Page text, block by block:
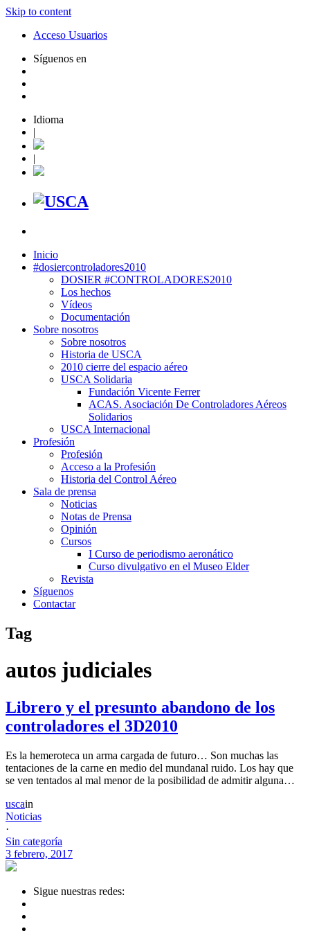
Skip to content
Acceso Usuarios
Síguenos en
Idioma
|
|
Inicio
#dosiercontroladores2010
DOSIER #CONTROLADORES2010
Los hechos
Vídeos
Documentación
Sobre nosotros
Sobre nosotros
Historia de USCA
2010 cierre del espacio aéreo
USCA Solidaria
Fundación Vicente Ferrer
ACAS. Asociación De Controladores Aéreos
Solidarios
USCA Internacional
Profesión
Profesión
Acceso a la Profesión
Historia del Control Aéreo
Sala de prensa
Noticias
Notas de Prensa
Opinión
Cursos
I Curso de periodismo aeronático
Curso divulgativo en el Museo Elder
Revista
Síguenos
Contactar
Tag
autos judiciales
Librero y el presunto abandono de los
controladores el 3D2010
Es la hemeroteca un arma cargada de futuro… Son muchas las
tentaciones de la carne en medio del mundanal ruido. Los hay que
se ven tentados al mal menor de la posibilidad de admitir alguna…
uscain
Noticias
·
Sin categoría
3 febrero, 2017
Sigue nuestras redes: